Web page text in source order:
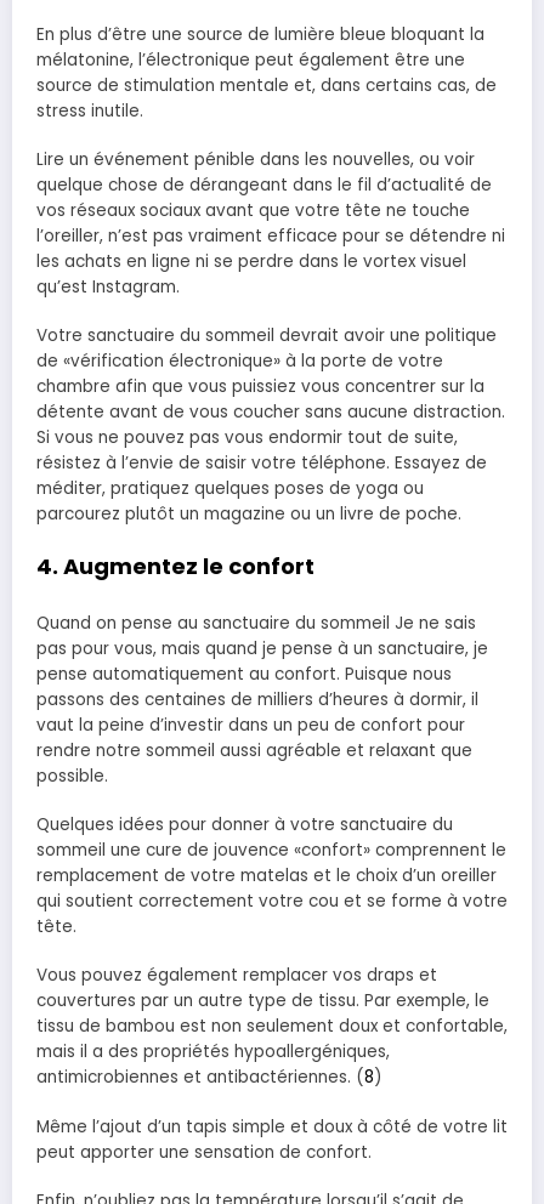
En plus d’être une source de lumière bleue bloquant la
mélatonine, l’électronique peut également être une
source de stimulation mentale et, dans certains cas, de
stress inutile.
Lire un événement pénible dans les nouvelles, ou voir
quelque chose de dérangeant dans le fil d’actualité de
vos réseaux sociaux avant que votre tête ne touche
l’oreiller, n’est pas vraiment efficace pour se détendre ni
les achats en ligne ni se perdre dans le vortex visuel
qu’est Instagram.
Votre sanctuaire du sommeil devrait avoir une politique
de «vérification électronique» à la porte de votre
chambre afin que vous puissiez vous concentrer sur la
détente avant de vous coucher sans aucune distraction.
Si vous ne pouvez pas vous endormir tout de suite,
résistez à l’envie de saisir votre téléphone. Essayez de
méditer, pratiquez quelques poses de yoga ou
parcourez plutôt un magazine ou un livre de poche.
4. Augmentez le confort
Quand on pense au sanctuaire du sommeil Je ne sais
pas pour vous, mais quand je pense à un sanctuaire, je
pense automatiquement au confort. Puisque nous
passons des centaines de milliers d’heures à dormir, il
vaut la peine d’investir dans un peu de confort pour
rendre notre sommeil aussi agréable et relaxant que
possible.
Quelques idées pour donner à votre sanctuaire du
sommeil une cure de jouvence «confort» comprennent le
remplacement de votre matelas et le choix d’un oreiller
qui soutient correctement votre cou et se forme à votre
tête.
Vous pouvez également remplacer vos draps et
couvertures par un autre type de tissu. Par exemple, le
tissu de bambou est non seulement doux et confortable,
mais il a des propriétés hypoallergéniques,
antimicrobiennes et antibactériennes. (8)
Même l’ajout d’un tapis simple et doux à côté de votre lit
peut apporter une sensation de confort.